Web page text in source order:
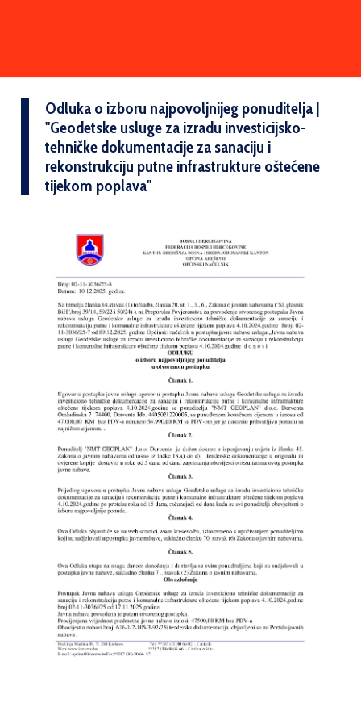
Odluka o izboru najpovoljnijeg ponuditelja |
''Geodetske usluge za izradu investicijsko-
tehničke dokumentacije za sanaciju i
rekonstrukciju putne infrastrukture oštećene
tijekom poplava''